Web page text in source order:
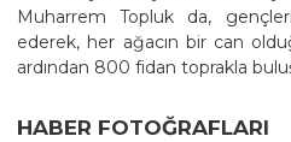
Muharrem Topluk da,
ederek, her ağacın bir can
ardından 800 fidan toprakla
HABER FOTOĞRAFLARI